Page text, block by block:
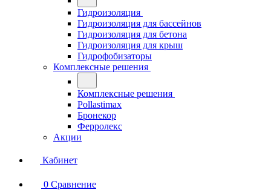
Гидроизоляция
Гидроизоляция для бассейнов
Гидроизоляция для бетона
Гидроизоляция для крыш
Гидрофобизаторы
Комплексные решения
Комплексные решения
Pollastimax
Бронекор
Ферролекс
Акции
Кабинет
0 Сравнение